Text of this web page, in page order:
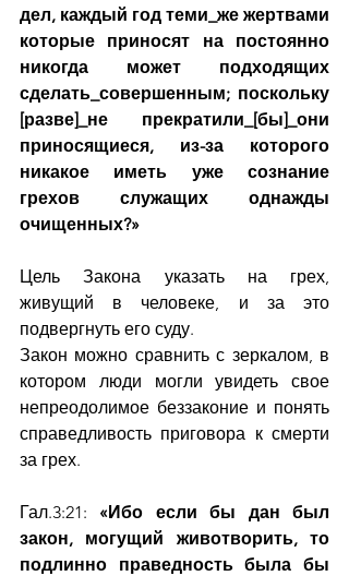
дел, каждый год теми_же жертвами
которые приносят на постоянно
никогда может подходящих
сделать_совершенным; поскольку
[разве]_не прекратили_[бы]_они
приносящиеся, из-за которого
никакое иметь уже сознание
грехов служащих однажды
очищенных?»
Цель Закона указать на грех,
живущий в человеке, и за это
подвергнуть его суду.
Закон можно сравнить с зеркалом, в
котором люди могли увидеть свое
непреодолимое беззаконие и понять
справедливость приговора к смерти
за грех.
Гал.3:21: «Ибо если бы дан был
закон, могущий животворить, то
подлинно праведность была бы